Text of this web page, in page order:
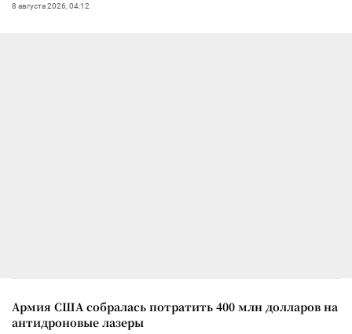
8 августа 2026, 04:12
Армия США собралась потратить 400 млн долларов на
антидроновые лазеры